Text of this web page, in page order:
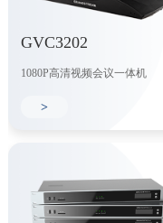
GVC3202
1080P高清视频会议一体机
>